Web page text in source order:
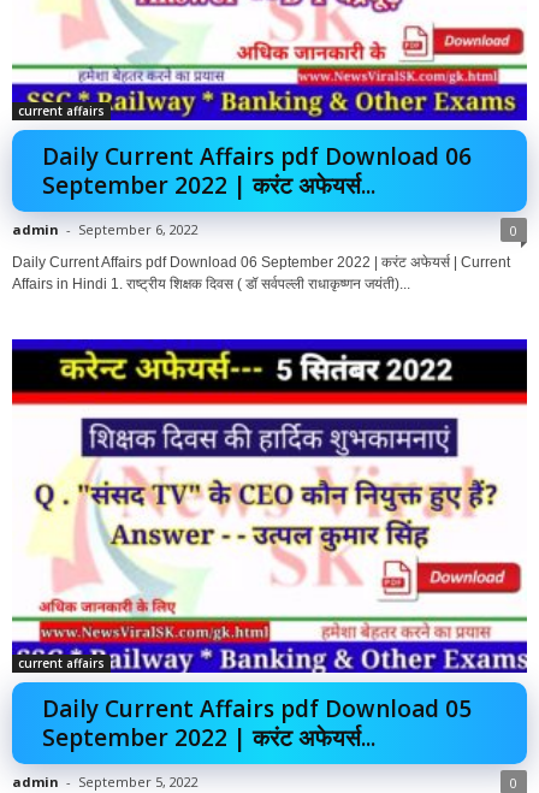
current affairs
Daily Current Affairs pdf Download 06
September 2022 | करंट अफेयर्स...
admin - September 6, 2022 0
Daily Current Affairs pdf Download 06 September 2022 | करंट अफेयर्स | Current
Affairs in Hindi 1. राष्ट्रीय शिक्षक दिवस ( डॉ सर्वपल्ली राधाकृष्णन जयंती)...
current affairs
Daily Current Affairs pdf Download 05
September 2022 | करंट अफेयर्स...
admin - September 5, 2022 0